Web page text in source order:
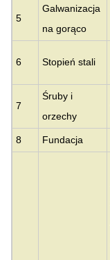
5
Galwanizacja
na gorąco
6 Stopień stali
7
Śruby i
orzechy
8 Fundacja